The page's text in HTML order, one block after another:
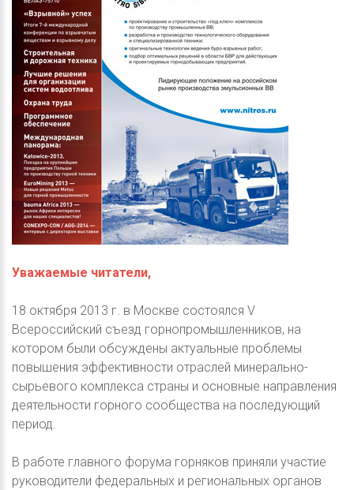
Уважаемые читатели,
18 октября 2013 г. в Москве состоялся V
Всероссийский съезд горнопромышленников, на
котором были обсуждены актуальные проблемы
повышения эффективности отраслей минерально-
сырьевого комплекса страны и основные направления
деятельности горного сообщества на последующий
период.
В работе главного форума горняков приняли участие
руководители федеральных и региональных органов